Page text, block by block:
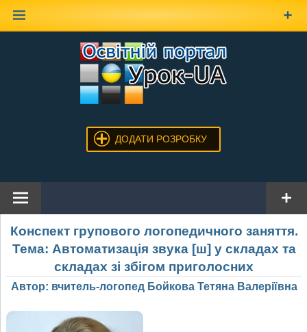
ДОДАТИ РОЗРОБКУ
Конспект групового логопедичного заняття.
Тема: Автоматизація звука [ш] у складах та
складах зі збігом приголосних
Автор: вчитель-логопед Бойкова Тетяна Валеріївна